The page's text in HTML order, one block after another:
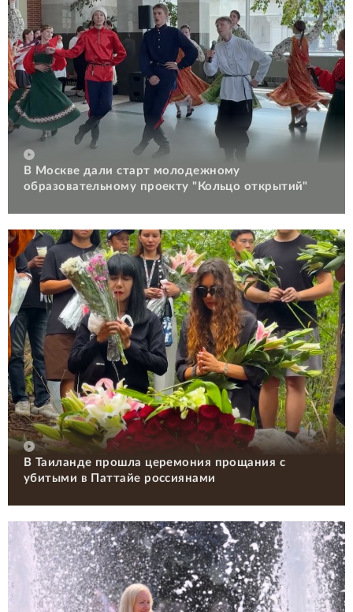
В Москве дали старт молодежному
образовательному проекту "Кольцо открытий"
В Таиланде прошла церемония прощания с
убитыми в Паттайе россиянами